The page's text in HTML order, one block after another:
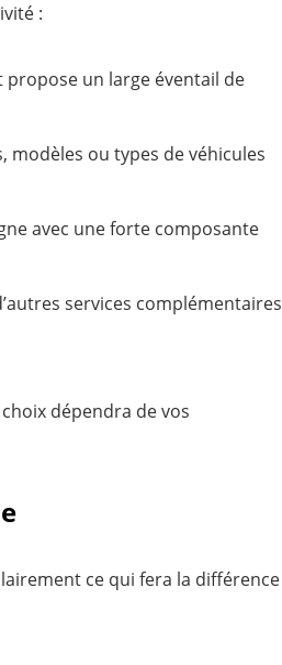
:
un large éventail de
modèles ou types de véhicules
avec une forte composante
services complémentaires
dépendra de vos
ce qui fera la différence